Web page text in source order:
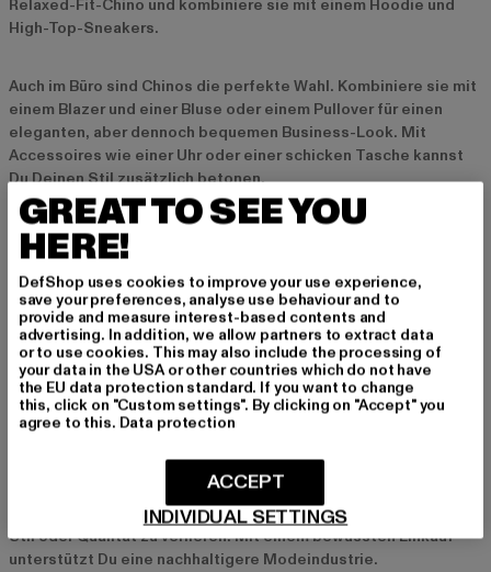
Relaxed-Fit-Chino und kombiniere sie mit einem Hoodie und
High-Top-Sneakers.
Auch im Büro sind Chinos die perfekte Wahl. Kombiniere sie mit
einem Blazer und einer Bluse oder einem Pullover für einen
eleganten, aber dennoch bequemen Business-Look. Mit
Accessoires wie einer Uhr oder einer schicken Tasche kannst
Du Deinen Stil zusätzlich betonen.
Nachhaltigkeit bei Chinos
Nachhaltigkeit ist auch bei Chinos ein wichtiger Aspekt. Viele
Marken setzen aufumweltfreundliche Materialien
Bio-Baumwolle oder recycelte Fasern, um Ressourcen zu
schonen und die Umweltbelastung zu minimieren. Diese Stoffe
bieten nicht nur ein angenehmes Tragegefühl, sondern sind
auch langlebig und strapazierfähig.
Produktionsbedingungen und ressourcenschonende Verfahren.
Zeitlose Designs und robuste Verarbeitung sorgen dafür, dass
Chinos über Jahre hinweg getragen werden können, ohne an
Stil oder Qualität zu verlieren. Mit einem bewussten Einkauf
unterstützt Du eine nachhaltigere Modeindustrie.
GREAT TO SEE YOU
HERE!
DefShop uses cookies to improve your use experience,
save your preferences, analyse use behaviour and to
provide and measure interest-based contents and
advertising. In addition, we allow partners to extract data
or to use cookies. This may also include the processing of
your data in the USA or other countries which do not have
the EU data protection standard. If you want to change
this, click on "Custom settings". By clicking on "Accept" you
agree to this. Data protection
INDIVIDUAL SETTINGS
ACCEPT